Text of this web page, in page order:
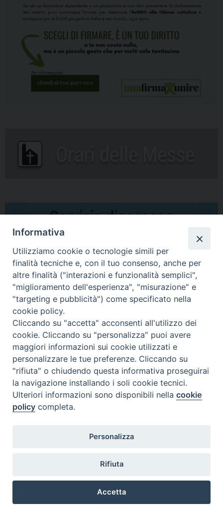
Comunicati Stampa
Il cordoglio dei Vescovi di Puglia per la morte di S.E.R. Mons. Agostino
Superbo
Nasce la Consulta Diocesana delle Aggregazioni Laicali di Castellaneta
Archivio comunicati stampa
2026 © Diocesi di Castellaneta
Vita consacrata
Informativa
Utilizziamo cookie o tecnologie simili per
finalità tecniche e, con il tuo consenso, anche per
altre finalità ("interazioni e funzionalità semplici",
"miglioramento dell'esperienza", "misurazione" e
"targeting e pubblicità") come specificato nella
cookie policy.
Cliccando su "accetta" acconsenti all'utilizzo dei
cookie. Cliccando su "personalizza" puoi avere
maggiori informazioni sui cookie utilizzati e
personalizzare le tue preferenze. Cliccando su
"rifiuta" o chiudendo questa informativa proseguirai
la navigazione installando i soli cookie tecnici.
Ulteriori informazioni sono disponibili nellacookie
policy completa.
Personalizza
Rifiuta
Accetta